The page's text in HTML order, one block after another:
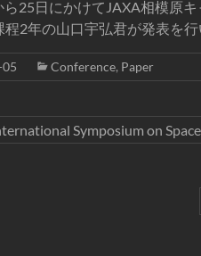
25日にかけてJAXA相模原
程2年の山口宇弘君が発表を行
Conference, Paper
Symposium on